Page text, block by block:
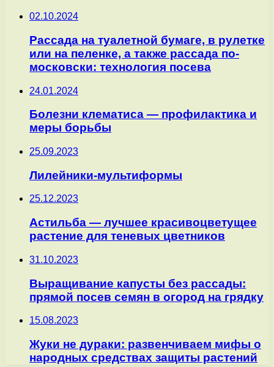
02.10.2024
Рассада на туалетной бумаге, в рулетке
или на пеленке, а также рассада по-
московски: технология посева
24.01.2024
Болезни клематиса — профилактика и
меры борьбы
25.09.2023
Лилейники-мультиформы
25.12.2023
Астильба — лучшее красивоцветущее
растение для теневых цветников
31.10.2023
Выращивание капусты без рассады:
прямой посев семян в огород на грядку
15.08.2023
Жуки не дураки: развенчиваем мифы о
народных средствах защиты растений